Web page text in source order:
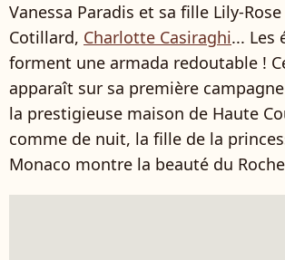
Vanessa Paradis et sa fille Lily-
Cotillard, Charlotte Casiraghi... Les
forment une armada redoutable !
apparaît sur sa première
la prestigieuse maison de Haute
comme de nuit, la fille de la
Monaco montre la beauté du